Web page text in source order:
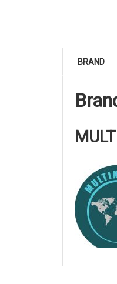
BRAND